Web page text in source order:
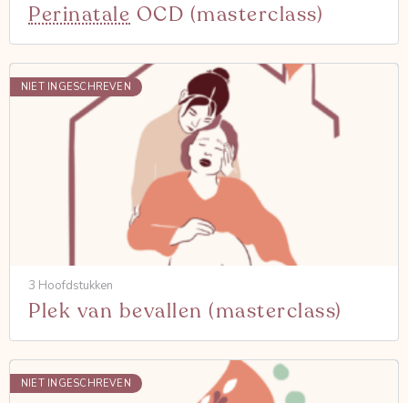
Perinatale OCD (masterclass)
NIET INGESCHREVEN
3 Hoofdstukken
Plek van bevallen (masterclass)
NIET INGESCHREVEN